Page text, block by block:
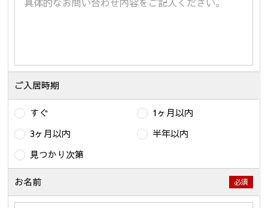
ご入居時期
すぐ
1ヶ月以内
3ヶ月以内
半年以内
見つかり次第
お名前 必須